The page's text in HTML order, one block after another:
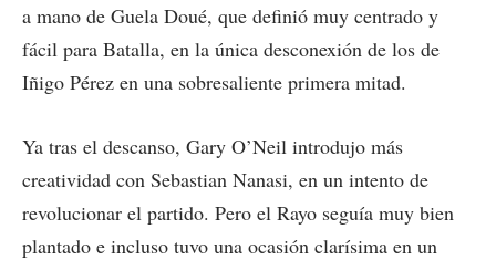
a mano de Guela Doué, que definió muy centrado y
fácil para Batalla, en la única desconexión de los de
Iñigo Pérez en una sobresaliente primera mitad.
Ya tras el descanso, Gary O’Neil introdujo más
creatividad con Sebastian Nanasi, en un intento de
revolucionar el partido. Pero el Rayo seguía muy bien
plantado e incluso tuvo una ocasión clarísima en un